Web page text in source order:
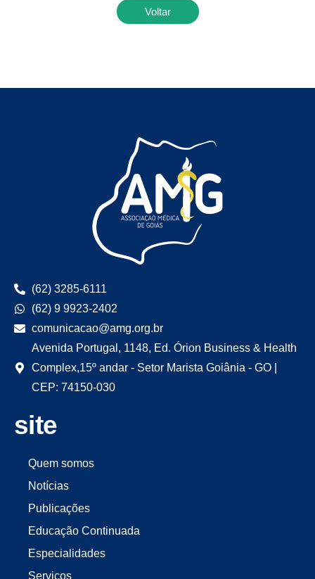
Voltar
(62) 3285-6111
(62) 9 9923-2402
comunicacao@amg.org.br
Avenida Portugal, 1148, Ed. Órion Business & Health
Complex,15º andar - Setor Marista Goiânia - GO |
CEP: 74150-030
site
Quem somos
Notícias
Publicações
Educação Continuada
Especialidades
Serviços